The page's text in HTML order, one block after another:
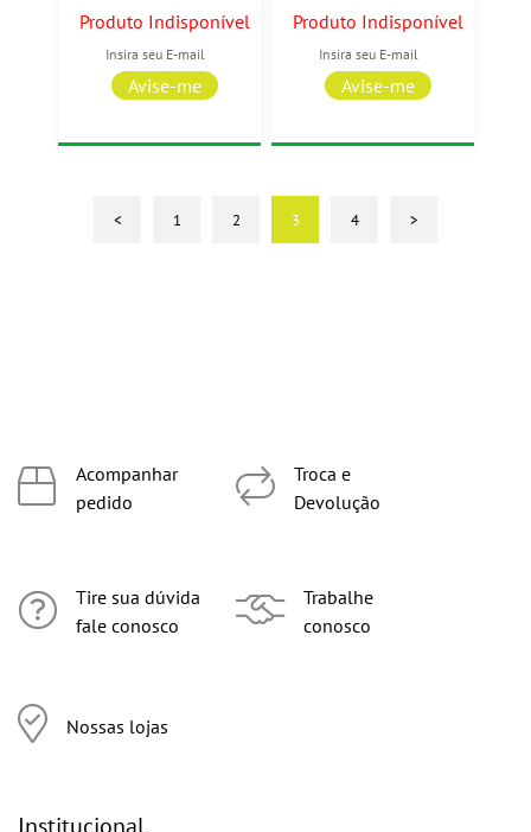
Deca
Produto Indisponível Produto Indisponível
< 1 2 3 4 >
Acompanhar
pedido
Tire sua dúvida
fale conosco
Nossas lojas
Troca e
Devolução
Trabalhe
conosco
Institucional